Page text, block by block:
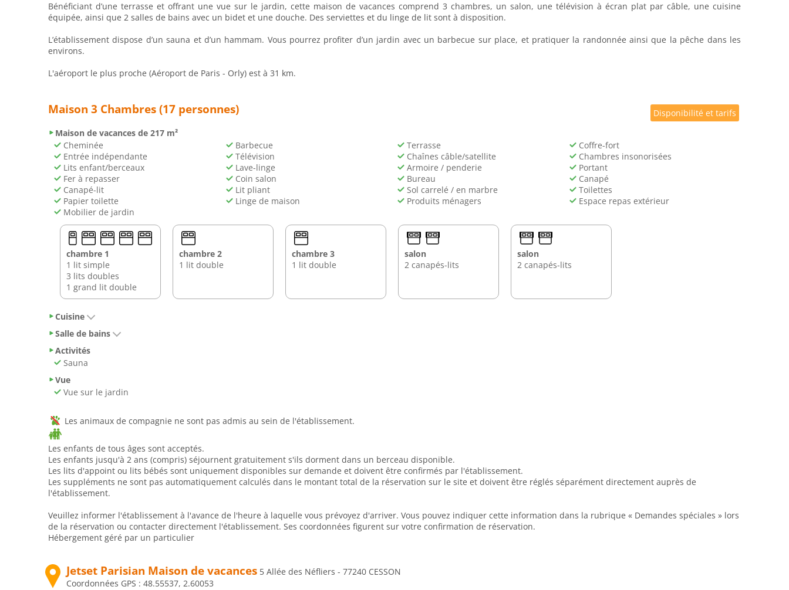
Bénéficiant d’une terrasse et offrant une vue sur le jardin, cette maison de vacances comprend 3 chambres, un salon, une télévision à écran plat par câble, une cuisine
équipée, ainsi que 2 salles de bains avec un bidet et une douche. Des serviettes et du linge de lit sont à disposition.
L’établissement dispose d’un sauna et d’un hammam. Vous pourrez profiter d’un jardin avec un barbecue sur place, et pratiquer la randonnée ainsi que la pêche dans les
environs.
L'aéroport le plus proche (Aéroport de Paris - Orly) est à 31 km.
Maison 3 Chambres (17 personnes)
Maison de vacances de 217 m²
Cheminée
Barbecue Terrasse
Coffre-fort
Entrée indépendante
Télévision Chaînes câble/satellite
Chambres insonorisées
Lits enfant/berceaux
Lave-linge Armoire / penderie
Portant
Fer à repasser
Coin salon Bureau
Canapé
Canapé-lit
Lit pliant Sol carrelé / en marbre
Toilettes
Papier toilette
Linge de maison Produits ménagers
Espace repas extérieur
Mobilier de jardin
chambre 1
1 lit simple
3 lits doubles
1 grand lit double
chambre 2
1 lit double
chambre 3
1 lit double
salon
2 canapés-lits
salon
2 canapés-lits
Cuisine
Salle de bains
Activités
Sauna
Vue
Vue sur le jardin
Disponibilité et tarifs
Les animaux de compagnie ne sont pas admis au sein de l'établissement.
Les enfants de tous âges sont acceptés.
Les enfants jusqu'à 2 ans (compris) séjournent gratuitement s'ils dorment dans un berceau disponible.
Les lits d'appoint ou lits bébés sont uniquement disponibles sur demande et doivent être confirmés par l'établissement.
Les suppléments ne sont pas automatiquement calculés dans le montant total de la réservation sur le site et doivent être réglés séparément directement auprès de
l'établissement.
Veuillez informer l'établissement à l'avance de l'heure à laquelle vous prévoyez d'arriver. Vous pouvez indiquer cette information dans la rubrique « Demandes spéciales » lors
de la réservation ou contacter directement l'établissement. Ses coordonnées figurent sur votre confirmation de réservation.
Hébergement géré par un particulier
Jetset Parisian Maison de vacances 5 Allée des Néfliers - 77240 CESSON
Coordonnées GPS : 48.55537, 2.60053